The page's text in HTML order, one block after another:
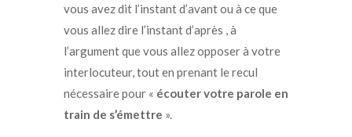
vous avez dit l’instant d’avant ou à ce que
vous allez dire l’instant d’après , à
l’argument que vous allez opposer à votre
interlocuteur, tout en prenant le recul
nécessaire pour « écouter votre parole en
train de s’émettre ».